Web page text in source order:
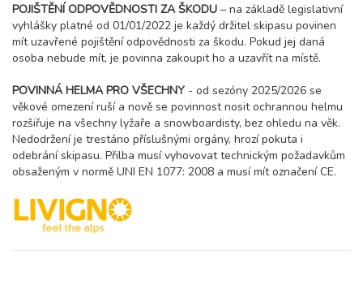
03.04. - 10.04.27
sobota - sobota
8 dní (7 nocí)
32 800 Kč rezervovat
10.04. - 17.04.27
sobota - sobota
8 dní (7 nocí)
58 700 Kč rezervovat
17.04. - 24.04.27
sobota - sobota
8 dní (7 nocí)
24.04. - 01.05.27
sobota - sobota
POJIŠTĚNÍ ODPOVĚDNOSTI ZA ŠKODU – na základě legislativní
vyhlášky platné od 01/01/2022 je každý držitel skipasu povinen
mít uzavřené pojištění odpovědnosti za škodu. Pokud jej daná
osoba nebude mít, je povinna zakoupit ho a uzavřít na místě.
POVINNÁ HELMA PRO VŠECHNY - od sezóny 2025/2026 se
věkové omezení ruší a nově se povinnost nosit ochrannou helmu
rozšiřuje na všechny lyžaře a snowboardisty, bez ohledu na věk.
Nedodržení je trestáno příslušnými orgány, hrozí pokuta i
odebrání skipasu. Přilba musí vyhovovat technickým požadavkům
obsaženým v normě UNI EN 1077: 2008 a musí mít označení CE.